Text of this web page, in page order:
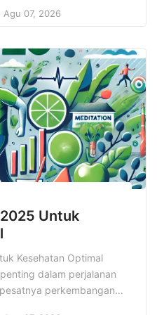
atau simbol. Logo
kali menjadi faktor
untuk terhubung
Agu 07, 2026
Untuk
Kesehatan Optimal
dalam perjalanan
perkembangan